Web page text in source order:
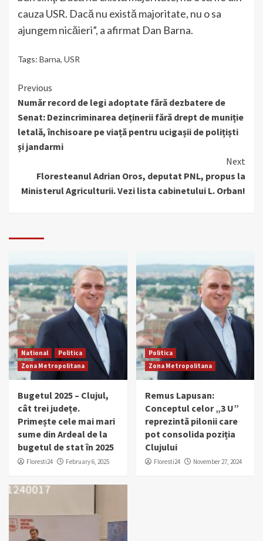
cauza USR. Dacă nu există majoritate, nu o sa
ajungem nicăieri”, a afirmat Dan Barna.
Tags: Barna, USR
Continue
Reading
Previous
Număr record de legi adoptate fără dezbatere de
Senat: Dezincriminarea deținerii fără drept de muniție
letală, închisoare pe viață pentru ucigașii de polițiști
și jandarmi
Next
Floresteanul Adrian Oros, deputat PNL, propus la
Ministerul Agriculturii. Vezi lista cabinetului L. Orban!
National
Politica
Zona Metropolitana
Bugetul 2025 – Clujul,
cât trei județe.
Primește cele mai mari
sume din Ardeal de la
bugetul de stat în 2025
Floresti24 February 6, 2025
Politica
Zona Metropolitana
Remus Lapusan:
Conceptul celor „3 U”
reprezintă pilonii care
pot consolida poziția
Clujului
Floresti24 November 27, 2024